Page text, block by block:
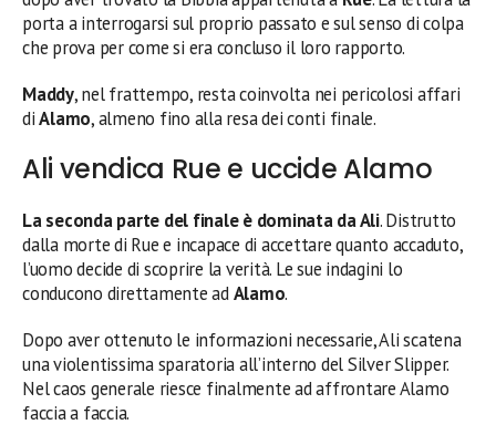
porta a interrogarsi sul proprio passato e sul senso di colpa
che prova per come si era concluso il loro rapporto.
Maddy, nel frattempo, resta coinvolta nei pericolosi affari
diAlamo, almeno fino alla resa dei conti finale.
Ali vendica Rue e uccide Alamo
La seconda parte del finale è dominata da Ali. Distrutto
dalla morte di Rue e incapace di accettare quanto accaduto,
l’uomo decide di scoprire la verità. Le sue indagini lo
conducono direttamente adAlamo.
Dopo aver ottenuto le informazioni necessarie, Ali scatena
una violentissima sparatoria all’interno del Silver Slipper.
Nel caos generale riesce finalmente ad affrontare Alamo
faccia a faccia.